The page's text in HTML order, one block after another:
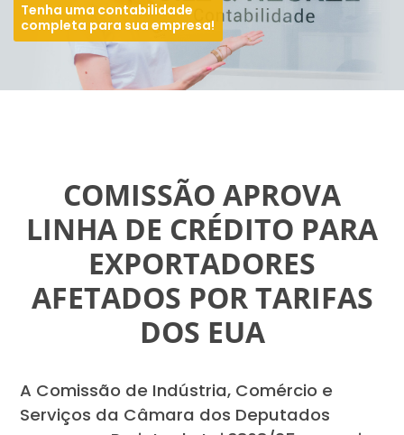
Tenha uma contabilidade
completa para sua empresa!
COMISSÃO APROVA
LINHA DE CRÉDITO PARA
EXPORTADORES
AFETADOS POR TARIFAS
DOS EUA
A Comissão de Indústria, Comércio e
Serviços da Câmara dos Deputados